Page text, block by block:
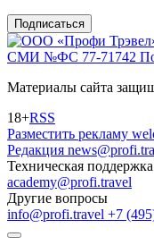
Подписаться
СМИ №ФС 77-71742
Материалы сайта
18+RSS
Разместить рекламу
Редакция
Техническая поддержка
academy@profi.travel
Другие вопросы
info@profi.travel +7